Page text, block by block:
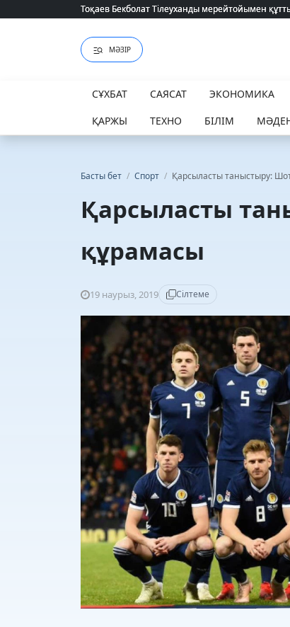
Тоқаев Бекболат Тілеуханды мерейтойымен
Тоқаев Бекболат Тілеуханды мерейтойымен
МӘЗІР
СҰХБАТ САЯСАТ ЭКОНОМИКА
ҚАРЖЫ
ТЕХНО БІЛІМ
Басты бет / Спорт / Қарсыласты таныстыру:
Қарсыласты
құрамасы
19 наурыз, 2019 Сілтеме